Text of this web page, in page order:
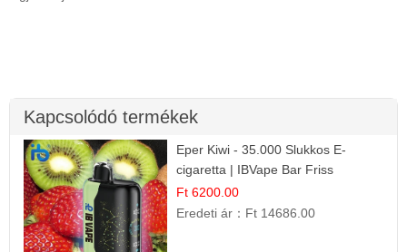
Kapcsolódó termékek
Eper Kiwi - 35.000 Slukkos E-
cigaretta | IBVape Bar Friss
Gyümölcs Ízek
Ft 6200.00
Eredeti ár： Ft 14686.00